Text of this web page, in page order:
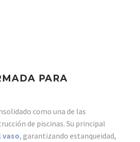
PARA
como una de las
de piscinas. Su principal
vaso, garantizando estanqueidad,